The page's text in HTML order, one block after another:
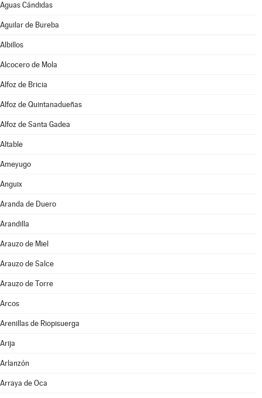
Aguas Cándidas
Aguilar de Bureba
Albillos
Alcocero de Mola
Alfoz de Bricia
Alfoz de Quintanadueñas
Alfoz de Santa Gadea
Altable
Ameyugo
Anguix
Aranda de Duero
Arandilla
Arauzo de Miel
Arauzo de Salce
Arauzo de Torre
Arcos
Arenillas de Riopisuerga
Arija
Arlanzón
Arraya de Oca